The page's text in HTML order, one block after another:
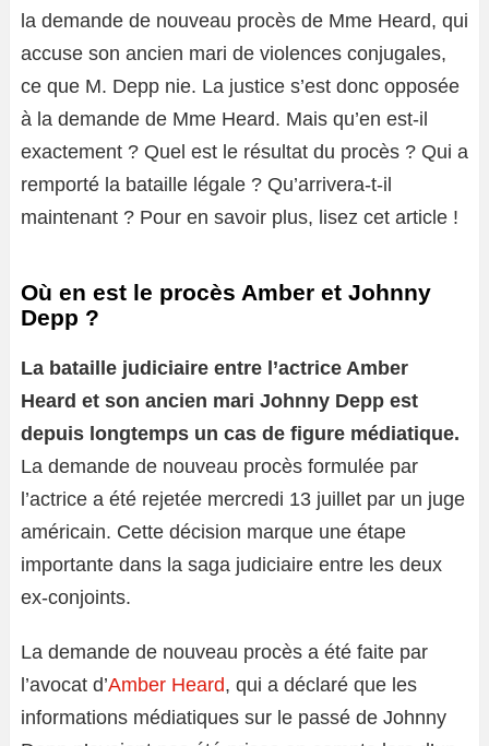
la demande de nouveau procès de Mme Heard, qui
accuse son ancien mari de violences conjugales,
ce que M. Depp nie. La justice s’est donc opposée
à la demande de Mme Heard. Mais qu’en est-il
exactement ? Quel est le résultat du procès ? Qui a
remporté la bataille légale ? Qu’arrivera-t-il
maintenant ? Pour en savoir plus, lisez cet article !
Où en est le procès Amber et Johnny
Depp ?
La bataille judiciaire entre l’actrice Amber
Heard et son ancien mari Johnny Depp est
depuis longtemps un cas de figure médiatique.
La demande de nouveau procès formulée par
l’actrice a été rejetée mercredi 13 juillet par un juge
américain. Cette décision marque une étape
importante dans la saga judiciaire entre les deux
ex-conjoints.
La demande de nouveau procès a été faite par
l’avocat d’Amber Heard, qui a déclaré que les
informations médiatiques sur le passé de Johnny